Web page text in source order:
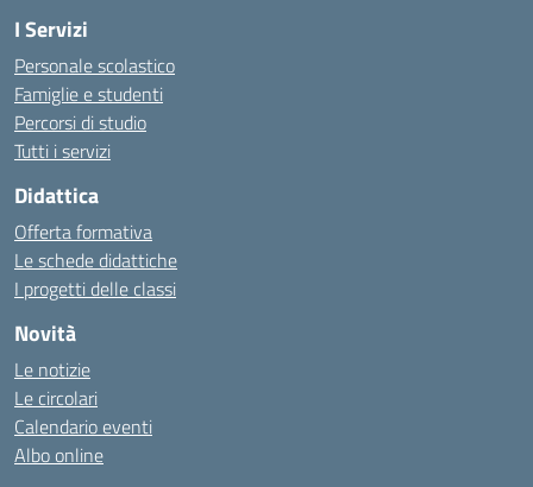
I Servizi
Personale scolastico
Famiglie e studenti
Percorsi di studio
Tutti i servizi
Didattica
Offerta formativa
Le schede didattiche
I progetti delle classi
Novità
Le notizie
Le circolari
Calendario eventi
Albo online